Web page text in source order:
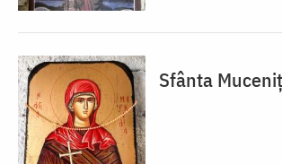
Sfânta